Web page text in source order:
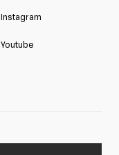
Instagram
Youtube